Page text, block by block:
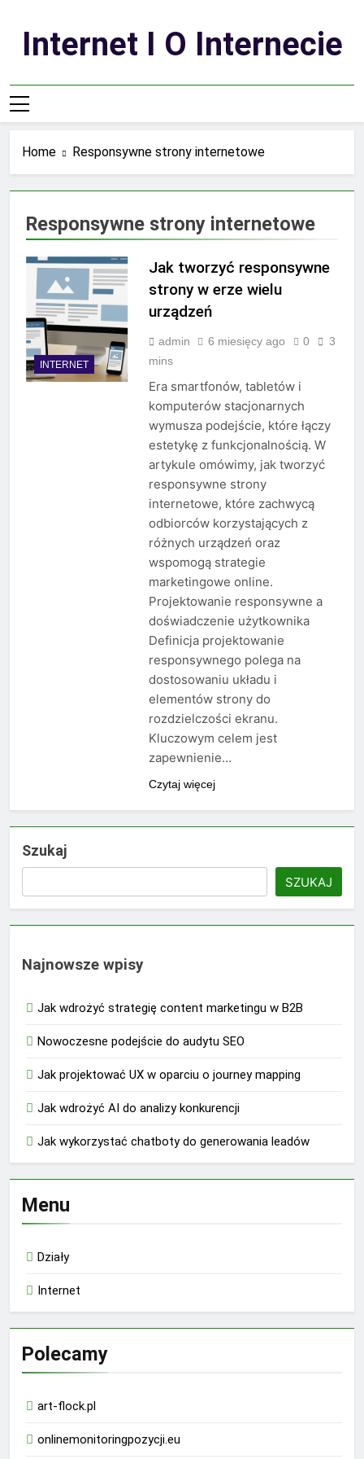
contentInternet I O Internecie
Home Responsywne strony internetowe
Responsywne strony internetowe
INTERNET
Jak tworzyć responsywne
strony w erze wielu
urządzeń
admin 6 miesięcy ago 0
3
mins
Era smartfonów, tabletów i
komputerów stacjonarnych
wymusza podejście, które łączy
estetykę z funkcjonalnością. W
artykule omówimy, jak tworzyć
responsywne strony
internetowe, które zachwycą
odbiorców korzystających z
różnych urządzeń oraz
wspomogą strategie
marketingowe online.
Projektowanie responsywne a
doświadczenie użytkownika
Definicja projektowanie
responsywnego polega na
dostosowaniu układu i
elementów strony do
rozdzielczości ekranu.
Kluczowym celem jest
zapewnienie…
Czytaj więcej
Szukaj
SZUKAJ
Najnowsze wpisy
Jak wdrożyć strategię content marketingu w B2B
Nowoczesne podejście do audytu SEO
Jak projektować UX w oparciu o journey mapping
Jak wdrożyć AI do analizy konkurencji
Jak wykorzystać chatboty do generowania leadów
Menu
Działy
Internet
Polecamy
art-flock.pl
onlinemonitoringpozycji.eu